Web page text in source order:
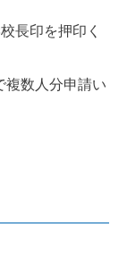
長印を押印く
複数人分申請い